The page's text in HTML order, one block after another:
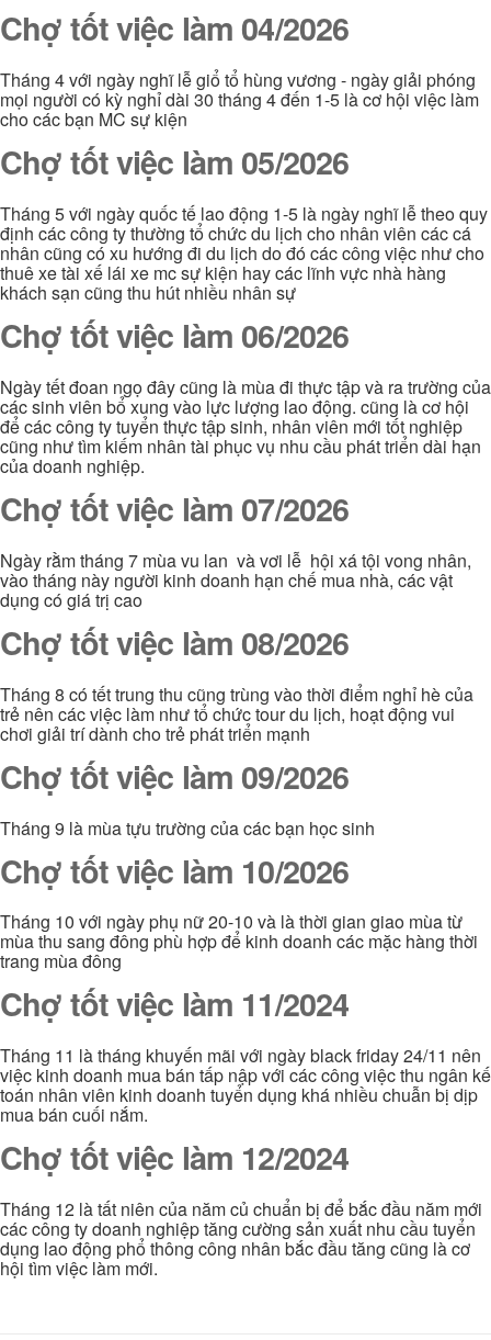
Chợ tốt việc làm 04/2026
Tháng 4 với ngày nghĩ lễ giổ tổ hùng vương - ngày giải phóng
mọi người có kỳ nghỉ dài 30 tháng 4 đến 1-5 là cơ hội việc làm
cho các bạn MC sự kiện
Chợ tốt việc làm 05/2026
Tháng 5 với ngày quốc tế lao động 1-5 là ngày nghĩ lễ theo quy
định các công ty thường tổ chức du lịch cho nhân viên các cá
nhân cũng có xu hướng đi du lịch do đó các công việc như cho
thuê xe tài xế lái xe mc sự kiện hay các lĩnh vực nhà hàng
khách sạn cũng thu hút nhiều nhân sự
Chợ tốt việc làm 06/2026
Ngày tết đoan ngọ đây cũng là mùa đi thực tập và ra trường của
các sinh viên bổ xung vào lực lượng lao động. cũng là cơ hội
để các công ty tuyển thực tập sinh, nhân viên mới tốt nghiệp
cũng như tìm kiếm nhân tài phục vụ nhu cầu phát triển dài hạn
của doanh nghiệp.
Chợ tốt việc làm 07/2026
Ngày rằm tháng 7 mùa vu lan và vơi lễ hội xá tội vong nhân,
vào tháng này người kinh doanh hạn chế mua nhà, các vật
dụng có giá trị cao
Chợ tốt việc làm 08/2026
Tháng 8 có tết trung thu cũng trùng vào thời điểm nghỉ hè của
trẻ nên các việc làm như tổ chức tour du lịch, hoạt động vui
chơi giải trí dành cho trẻ phát triển mạnh
Chợ tốt việc làm 09/2026
Tháng 9 là mùa tựu trường của các bạn học sinh
Chợ tốt việc làm 10/2026
Tháng 10 với ngày phụ nữ 20-10 và là thời gian giao mùa từ
mùa thu sang đông phù hợp để kinh doanh các mặc hàng thời
trang mùa đông
Chợ tốt việc làm 11/2024
Tháng 11 là tháng khuyến mãi với ngày black friday 24/11 nên
việc kinh doanh mua bán tấp nập với các công việc thu ngân kế
toán nhân viên kinh doanh tuyển dụng khá nhiều chuẫn bị dịp
mua bán cuối nắm.
Chợ tốt việc làm 12/2024
Tháng 12 là tất niên của năm củ chuẩn bị để bắc đầu năm mới
các công ty doanh nghiệp tăng cường sản xuất nhu cầu tuyển
dụng lao động phổ thông công nhân bắc đầu tăng cũng là cơ
hội tìm việc làm mới.